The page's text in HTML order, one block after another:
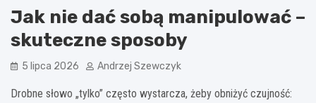
Jak nie dać sobą manipulować –
skuteczne sposoby
5 lipca 2026 Andrzej Szewczyk
Drobne słowo „tylko” często wystarcza, żeby obniżyć czujność: